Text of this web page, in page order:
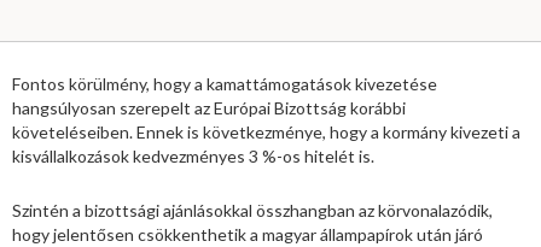
Fontos körülmény, hogy a kamattámogatások kivezetése
hangsúlyosan szerepelt az Európai Bizottság korábbi
követeléseiben. Ennek is következménye, hogy a kormány kivezeti a
kisvállalkozások kedvezményes 3 %-os hitelét is.
Szintén a bizottsági ajánlásokkal összhangban az körvonalazódik,
hogy jelentősen csökkenthetik a magyar állampapírok után járó